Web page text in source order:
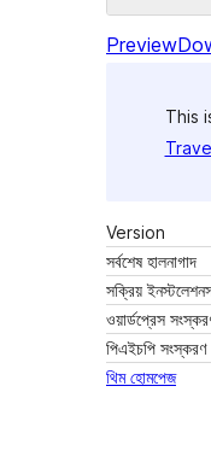
Preview
This
Version
সর্বশেষ হালনাগাদ
সক্রিয়
ওয়ার্ডপ্রেস
পিএইচপি সংস্করণ
থিম হোমপেজ